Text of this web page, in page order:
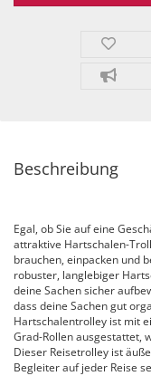
Beschreibung
Egal, ob Sie auf eine
attraktive Hartschalen-
brauchen, einpacken und
robuster, langlebiger
deine Sachen sicher
dass deine Sachen gut
Hartschalentrolley ist mit
Grad-Rollen ausgestattet,
Dieser Reisetrolley ist
Begleiter auf jeder Reise